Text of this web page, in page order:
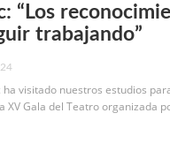
“Los
trabajando”
ha visitado nuestros estudios
XV Gala del Teatro organizada